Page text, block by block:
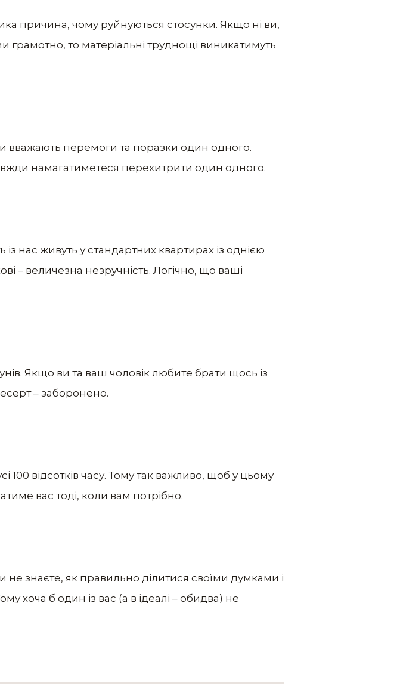
причина, чому руйнуються стосунки. Якщо ні ви,
то матеріальні труднощі виникатимуть
перемоги та поразки один одного.
намагатиметеся перехитрити один одного.
нас живуть у стандартних квартирах із однією
– величезна незручність. Логічно, що ваші
Якщо ви та ваш чоловік любите брати щось із
– заборонено.
100 відсотків часу. Тому так важливо, щоб у цьому
вас тоді, коли вам потрібно.
знаєте, як правильно ділитися своїми думками і
хоча б один із вас (а в ідеалі – обидва) не